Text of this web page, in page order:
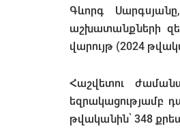
Գևորգ
աշխատանքների
վարույթ (2024
Հաշվետու
եզրակացությամբ
թվականին՝ 348